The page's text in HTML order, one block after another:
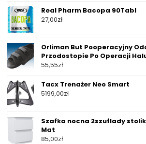
Real Pharm Bacopa 90Tabl
27,00zł
Orliman But Pooperacyjny
Przodostopie Po Operacji
55,55zł
Tacx Trenażer Neo Smart
5199,00zł
Szafka nocna 2szuflady
Mat
85,00zł